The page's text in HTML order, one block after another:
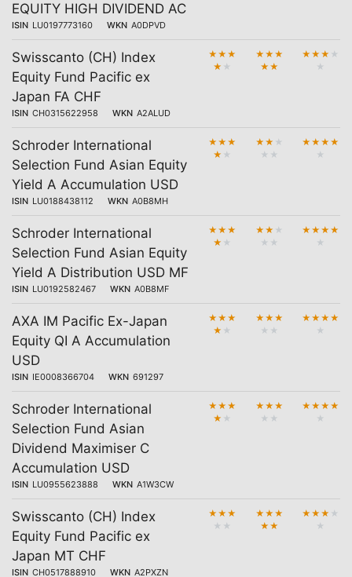
EQUITY HIGH DIVIDEND AC
ISIN LU0197773160 WKN A0DPVD
Swisscanto (CH) Index
Equity Fund Pacific ex
Japan FA CHF
ISIN CH0315622958 WKN A2ALUD
★ ★ ★
★ ★
★ ★ ★
★ ★
★ ★ ★ ★
★
Schroder International
Selection Fund Asian Equity
Yield A Accumulation USD
ISIN LU0188438112 WKN A0B8MH
★ ★ ★
★ ★
★ ★ ★
★ ★
★ ★ ★ ★
★
Schroder International
Selection Fund Asian Equity
Yield A Distribution USD MF
ISIN LU0192582467 WKN A0B8MF
★ ★ ★
★ ★
★ ★ ★
★ ★
★ ★ ★ ★
★
AXA IM Pacific Ex-Japan
Equity QI A Accumulation
USD
ISIN IE0008366704 WKN 691297
★ ★ ★
★ ★
★ ★ ★
★ ★
★ ★ ★ ★
★
Schroder International
Selection Fund Asian
Dividend Maximiser C
Accumulation USD
ISIN LU0955623888 WKN A1W3CW
★ ★ ★
★ ★
★ ★ ★
★ ★
★ ★ ★ ★
★
Swisscanto (CH) Index
Equity Fund Pacific ex
Japan MT CHF
ISIN CH0517888910 WKN A2PXZN
★ ★ ★
★ ★
★ ★ ★
★ ★
★ ★ ★ ★
★